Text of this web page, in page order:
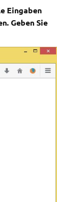
Eingaben
Geben Sie